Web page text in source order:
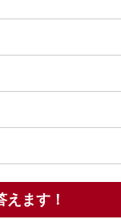
ます！